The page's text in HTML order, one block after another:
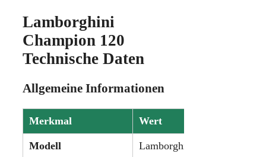
Lamborghini
Champion 120
Technische Daten
Allgemeine Informationen
Merkmal Wert
Modell Lamborghini Champion 120